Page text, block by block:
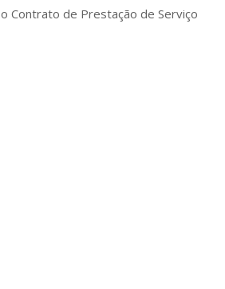
Contrato de Prestação de Serviço